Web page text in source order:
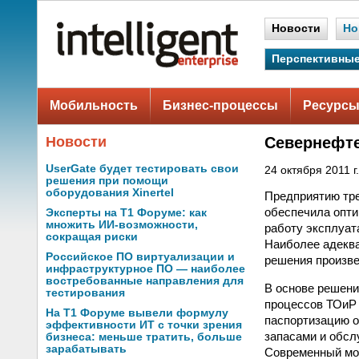
Новости
Мобильность Бизнес-процессы
Новости
UserGate будет тестировать свои
решения при помощи
оборудования Xinertel
Эксперты на Т1 Форуме: как
множить ИИ-возможности,
сокращая риски
Российское ПО виртуализации и
инфраструктурное ПО — наиболее
востребованные направления для
тестирования
На Т1 Форуме вывели формулу
эффективности ИТ с точки зрения
бизнеса: меньше тратить, больше
зарабатывать
24 октября 2011 г.
Предприятию
обеспечила
работу
Наиболее
решения
В основе
процессов
паспортизацию
запасами и
Современный